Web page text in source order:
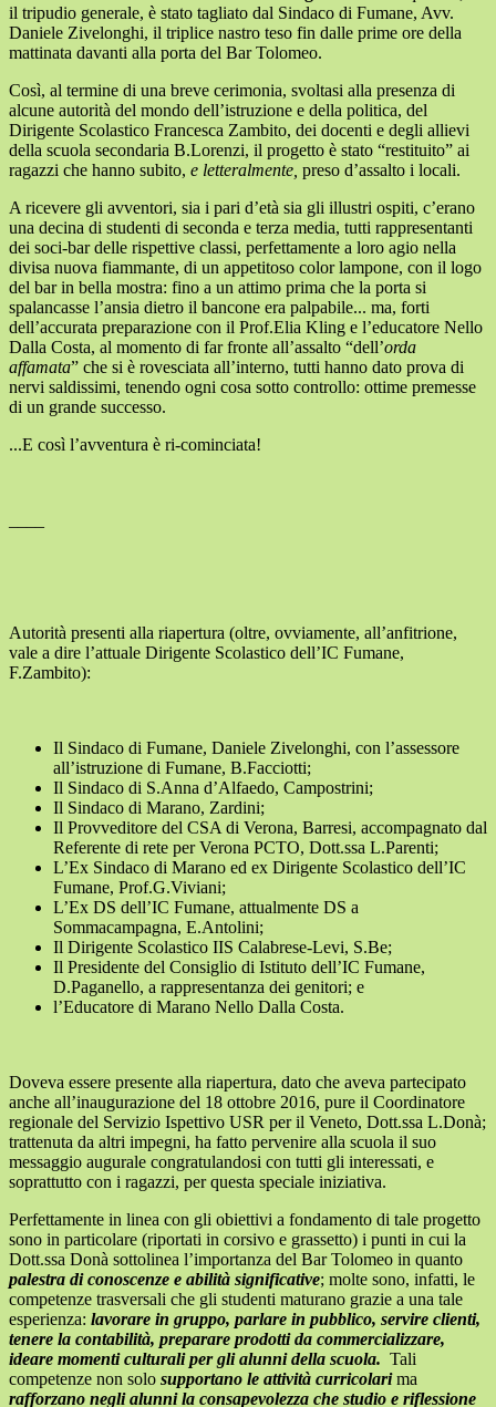
il tripudio generale, è stato tagliato dal Sindaco di Fumane, Avv.
Daniele Zivelonghi, il triplice nastro teso fin dalle prime ore della
mattinata davanti alla porta del Bar Tolomeo.
Così, al termine di una breve cerimonia, svoltasi alla presenza di
alcune autorità del mondo dell’istruzione e della politica, del
Dirigente Scolastico Francesca Zambito, dei docenti e degli allievi
della scuola secondaria B.Lorenzi, il progetto è stato “restituito” ai
ragazzi che hanno subito, e letteralmente, preso d’assalto i locali.
A ricevere gli avventori, sia i pari d’età sia gli illustri ospiti, c’erano
una decina di studenti di seconda e terza media, tutti rappresentanti
dei soci-bar delle rispettive classi, perfettamente a loro agio nella
divisa nuova fiammante, di un appetitoso color lampone, con il logo
del bar in bella mostra: fino a un attimo prima che la porta si
spalancasse l’ansia dietro il bancone era palpabile... ma, forti
dell’accurata preparazione con il Prof.Elia Kling e l’educatore Nello
Dalla Costa, al momento di far fronte all’assalto “dell’orda
affamata” che si è rovesciata all’interno, tutti hanno dato prova di
nervi saldissimi, tenendo ogni cosa sotto controllo: ottime premesse
di un grande successo.
...E così l’avventura è ri-cominciata!
Autorità presenti alla riapertura (oltre, ovviamente, all’anfitrione,
vale a dire l’attuale Dirigente Scolastico dell’IC Fumane,
F.Zambito):
Il Sindaco di Fumane, Daniele Zivelonghi, con l’assessore
all’istruzione di Fumane, B.Facciotti;
Il Sindaco di S.Anna d’Alfaedo, Campostrini;
Il Sindaco di Marano, Zardini;
Il Provveditore del CSA di Verona, Barresi, accompagnato dal
Referente di rete per Verona PCTO, Dott.ssa L.Parenti;
L’Ex Sindaco di Marano ed ex Dirigente Scolastico dell’IC
Fumane, Prof.G.Viviani;
L’Ex DS dell’IC Fumane, attualmente DS a
Sommacampagna, E.Antolini;
Il Dirigente Scolastico IIS Calabrese-Levi, S.Be;
Il Presidente del Consiglio di Istituto dell’IC Fumane,
D.Paganello, a rappresentanza dei genitori; e
l’Educatore di Marano Nello Dalla Costa.
Doveva essere presente alla riapertura, dato che aveva partecipato
anche all’inaugurazione del 18 ottobre 2016, pure il Coordinatore
regionale del Servizio Ispettivo USR per il Veneto, Dott.ssa L.Donà;
trattenuta da altri impegni, ha fatto pervenire alla scuola il suo
messaggio augurale congratulandosi con tutti gli interessati, e
soprattutto con i ragazzi, per questa speciale iniziativa.
Perfettamente in linea con gli obiettivi a fondamento di tale progetto
sono in particolare (riportati in corsivo e grassetto) i punti in cui la
Dott.ssa Donà sottolinea l’importanza del Bar Tolomeo in quanto
palestra di conoscenze e abilità significative; molte sono, infatti, le
competenze trasversali che gli studenti maturano grazie a una tale
esperienza: lavorare in gruppo, parlare in pubblico, servire clienti,
tenere la contabilità, preparare prodotti da commercializzare,
ideare momenti culturali per gli alunni della scuola. Tali
competenze non solo supportano le attività curricolarima
rafforzano negli alunni la consapevolezza che studio e riflessione